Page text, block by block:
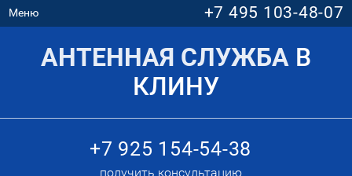
Меню +7 495 103-48-07
АНТЕННАЯ СЛУЖБА В
КЛИНУ
+7 925 154-54-38
получить консультацию